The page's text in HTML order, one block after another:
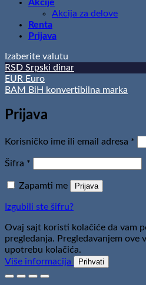
Akcije
Akcija za delove
Renta
Prijava
Izaberite valutu
RSD Srpski dinar
EUR Euro
BAM BiH konvertibilna marka
Prijava
Korisničko ime ili email adresa *
Šifra *
Zapamti me Prijava
Izgubili ste šifru?
Ovaj sajt koristi kolačiće da vam
pregledanja. Pregledavanjem ove
upotrebu kolačića.
Više informacija
Prihvati